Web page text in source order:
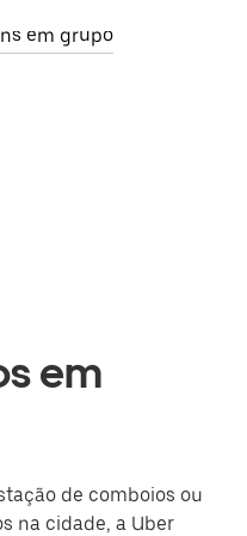
em grupo
em
de comboios ou
na cidade, a Uber